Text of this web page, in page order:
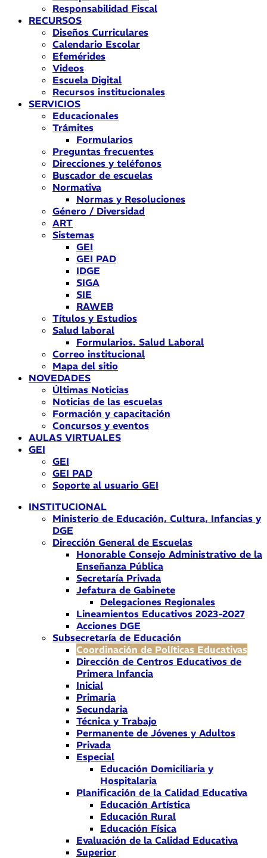
Responsabilidad Fiscal
RECURSOS
Diseños Curriculares
Calendario Escolar
Efemérides
Videos
Escuela Digital
Recursos institucionales
SERVICIOS
Educacionales
Trámites
Formularios
Preguntas frecuentes
Direcciones y teléfonos
Buscador de escuelas
Normativa
Normas y Resoluciones
Género / Diversidad
ART
Sistemas
GEI
GEI PAD
IDGE
SIGA
SIE
RAWEB
Títulos y Estudios
Salud laboral
Formularios. Salud Laboral
Correo institucional
Mapa del sitio
NOVEDADES
Últimas Noticias
Noticias de las escuelas
Formación y capacitación
Concursos y eventos
AULAS VIRTUALES
GEI
GEI
GEI PAD
Soporte al usuario GEI
INSTITUCIONAL
Ministerio de Educación, Cultura, Infancias y
DGE
Dirección General de Escuelas
Honorable Consejo Administrativo de la
Enseñanza Pública
Secretaría Privada
Jefatura de Gabinete
Delegaciones Regionales
Lineamientos Educativos 2023-2027
Acciones DGE
Subsecretaría de Educación
Coordinación de Políticas Educativas
Dirección de Centros Educativos de
Primera Infancia
Inicial
Primaria
Secundaria
Técnica y Trabajo
Permanente de Jóvenes y Adultos
Privada
Especial
Educación Domiciliaria y
Hospitalaria
Planificación de la Calidad Educativa
Educación Artística
Educación Rural
Educación Física
Evaluación de la Calidad Educativa
Superior